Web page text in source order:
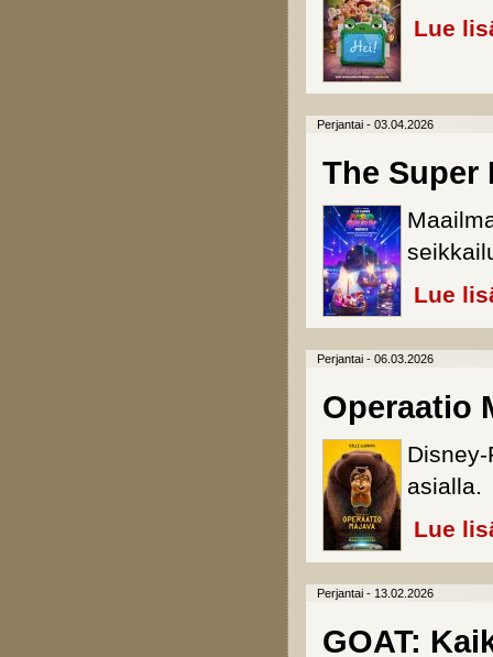
Lue
Perjantai - 03.04.2026
The Super
Lue
Perjantai - 06.03.2026
Operaatio
asialla.
Lue
Perjantai - 13.02.2026
GOAT: